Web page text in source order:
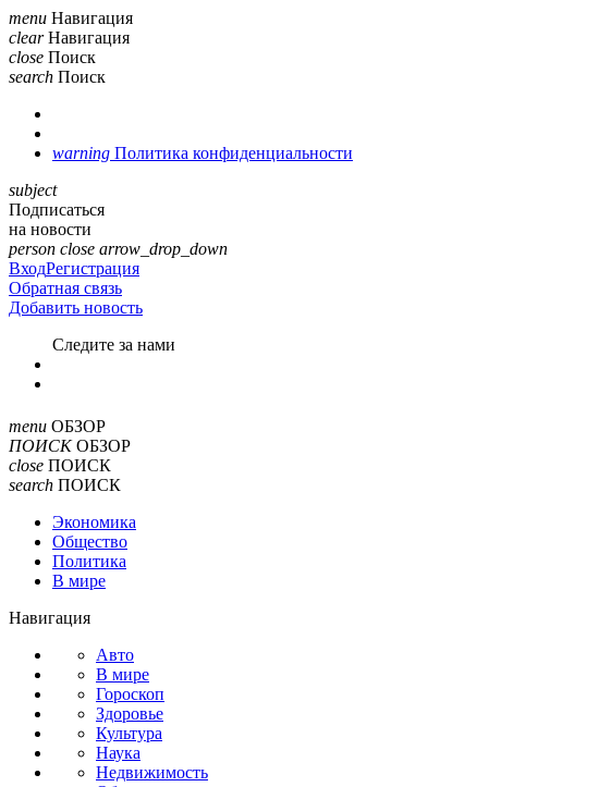
menu Навигация
clear Навигация
close Поиск
search Поиск
warning Политика конфиденциальности
subject
Подписаться
на новости
person close arrow_drop_down
ВходРегистрация
Обратная связь
Добавить новость
Cледите за нами
menu ОБЗОР
ПОИСК ОБЗОР
close ПОИСК
search ПОИСК
Экономика
Общество
Политика
В мире
Навигация
Авто
В мире
Гороскоп
Здоровье
Культура
Наука
Недвижимость